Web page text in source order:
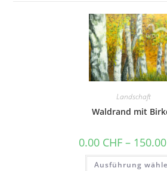
Landschaft
Waldrand mit
0.00 CHF – 150.00
Ausführung